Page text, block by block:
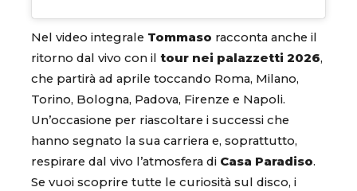
Nel video integrale Tommaso racconta anche il
ritorno dal vivo con il tour nei palazzetti 2026,
che partirà ad aprile toccando Roma, Milano,
Torino, Bologna, Padova, Firenze e Napoli.
Un’occasione per riascoltare i successi che
hanno segnato la sua carriera e, soprattutto,
respirare dal vivo l’atmosfera di Casa Paradiso.
Se vuoi scoprire tutte le curiosità sul disco, i